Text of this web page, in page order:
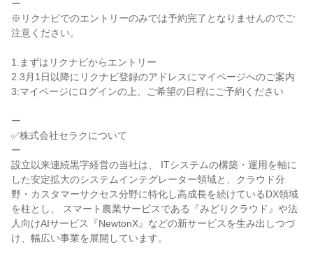
ー
※リクナビでのエントリーのみでは予約完了となりませんのでご
注意ください。
1.まずはリクナビからエントリー
2.3月1日以降にリクナビ登録のアドレスにマイページへのご案内
3:マイページにログインの上、ご希望の日程にご予約ください
ー
✅株式会社セラクについて
ー
設立以来連続黒字経営の当社は、 ITシステムの構築・運用を軸に
した安定拡大のシステムインテグレーター領域と、クラウド分
野・カスタマーサクセス分野に特化し高成長を続けているDX領域
を柱とし、 スマート農業サービスである『みどりクラウド』や法
人向けAIサービス『NewtonX』などの新サービスを生み出しつづ
け、幅広い事業を展開しています。